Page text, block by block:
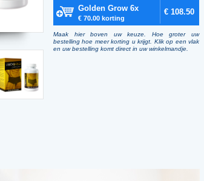
Golden Grow 6x
€ 70.00 korting
€ 108.50
Maak hier boven uw keuze. Hoe groter uw
bestelling hoe meer korting u krijgt. Klik op een vlak
en uw bestelling komt direct in uw winkelmandje.